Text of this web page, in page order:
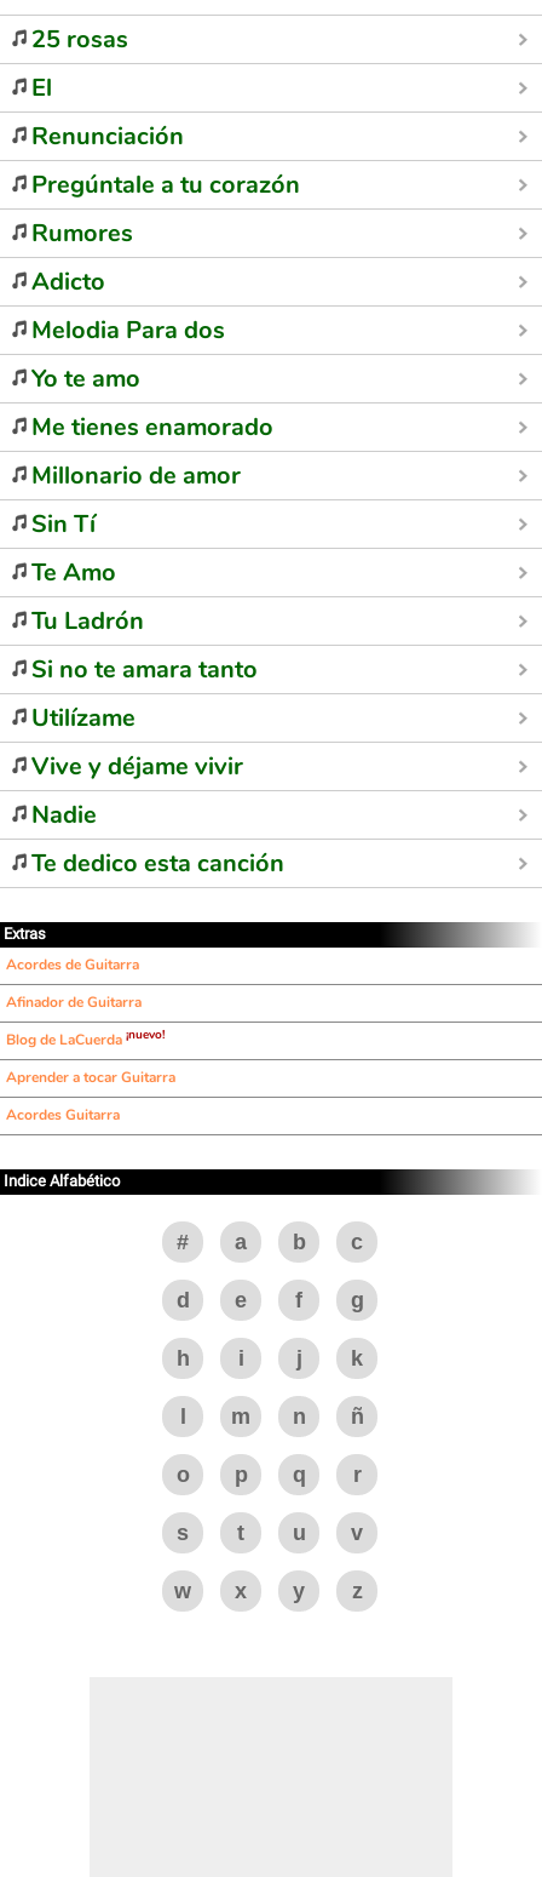
25 rosas
El
Renunciación
Pregúntale a tu corazón
Rumores
Adicto
Melodia Para dos
Yo te amo
Me tienes enamorado
Millonario de amor
Sin Tí
Te Amo
Tu Ladrón
Si no te amara tanto
Utilízame
Vive y déjame vivir
Nadie
Te dedico esta canción
Extras
Acordes de Guitarra
Afinador de Guitarra
Blog de LaCuerda ¡nuevo!
Aprender a tocar Guitarra
Acordes Guitarra
Indice Alfabético
# a b c
d e f g
h i j k
m n ñ
o p q r
s t u v
w x y z